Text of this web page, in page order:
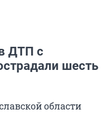
ДТП с
шесть
области